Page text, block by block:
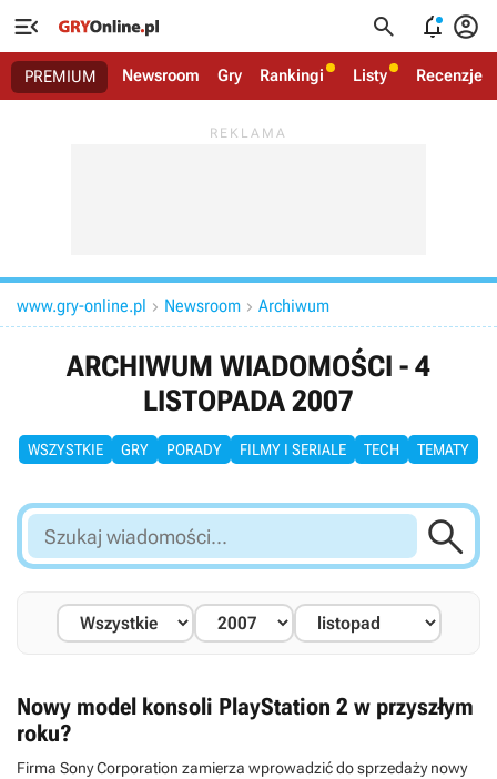
   
PREMIUM Newsroom Gry Rankingi Listy Recenzje
www.gry-online.pl  Newsroom  Archiwum
ARCHIWUM WIADOMOŚCI - 4
LISTOPADA 2007
WSZYSTKIE GRY PORADY FILMY I SERIALE TECH TEMATY
Szukaj
wiadomości...

Nowy model konsoli PlayStation 2 w przyszłym
roku?
Firma Sony Corporation zamierza wprowadzić do sprzedaży nowy